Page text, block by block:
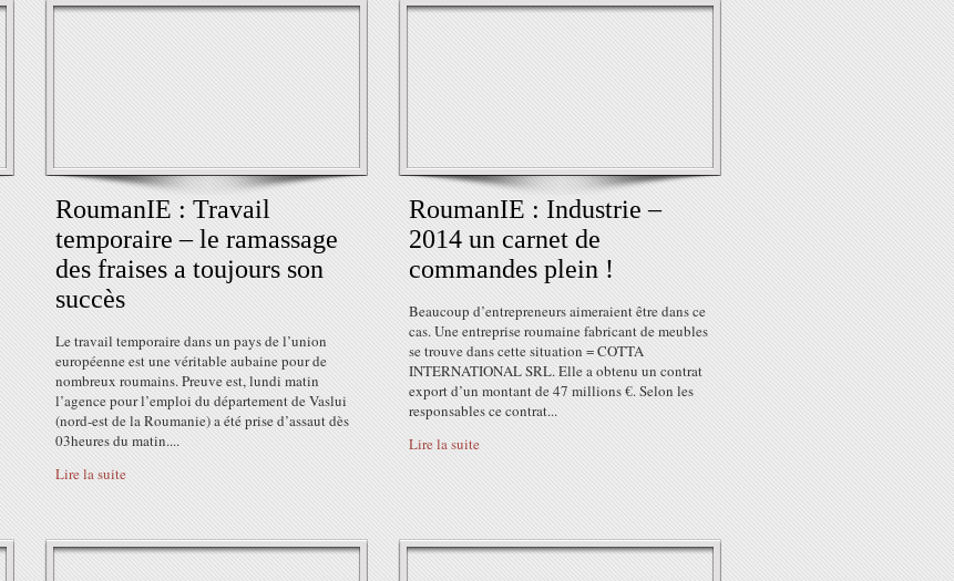
RoumanIE : Travail
temporaire – le ramassage
des fraises a toujours son
succès
Le travail temporaire dans un pays de l’union
européenne est une véritable aubaine pour de
nombreux roumains. Preuve est, lundi matin
l’agence pour l’emploi du département de Vaslui
(nord-est de la Roumanie) a été prise d’assaut dès
03heures du matin....
Lire la suite
RoumanIE : Industrie –
2014 un carnet de
commandes plein !
Beaucoup d’entrepreneurs aimeraient être dans ce
cas. Une entreprise roumaine fabricant de meubles
se trouve dans cette situation = COTTA
INTERNATIONAL SRL. Elle a obtenu un contrat
export d’un montant de 47 millions €. Selon les
responsables ce contrat...
Lire la suite